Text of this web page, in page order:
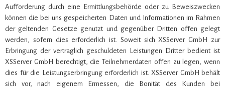
Aufforderung durch eine Ermittlungsbehörde oder zu Beweiszwecken
können die bei uns gespeicherten Daten und Informationen im Rahmen
der geltenden Gesetze genutzt und gegenüber Dritten offen gelegt
werden, sofern dies erforderlich ist. Soweit sich XSServer GmbH zur
Erbringung der vertraglich geschuldeten Leistungen Dritter bedient ist
XSServer GmbH berechtigt, die Teilnehmerdaten offen zu legen, wenn
dies für die Leistungserbringung erforderlich ist. XSServer GmbH behält
sich vor, nach eigenem Ermessen, die Bonität des Kunden bei